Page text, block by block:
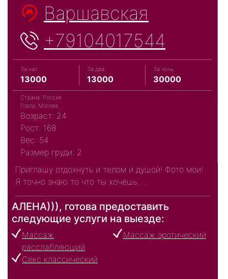
Варшавская
+79104017544
За час
13000
За два
13000
За ночь
30000
Страна: Россия
Город: Москва
Возраст: 24
Рост: 168
Вес: 54
Размер груди: 2
Приглашу отдохнуть и телом и душой! Фото мои!
Я точно знаю то что ты хочешь.....
АЛЕНА))), готова предоставить
следующие услуги на выезде:
Массаж
расслабляющий
Массаж эротический
Секс классический